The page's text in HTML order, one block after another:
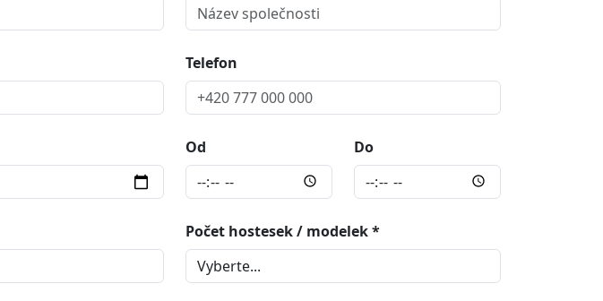
Telefon
Od Do
Počet hostesek / modelek *